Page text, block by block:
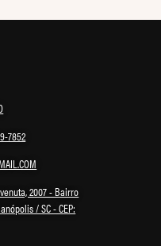
7852
2007 - Bairro
/ SC - CEP: